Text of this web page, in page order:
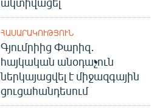
ՀԱՍԱՐԱԿՈՒԹՅՈՒՆ
Գյումրիից Փարիզ․
հայկական անօդաչուն
ներկայացվել է միջազգային
ցուցահանդեսում